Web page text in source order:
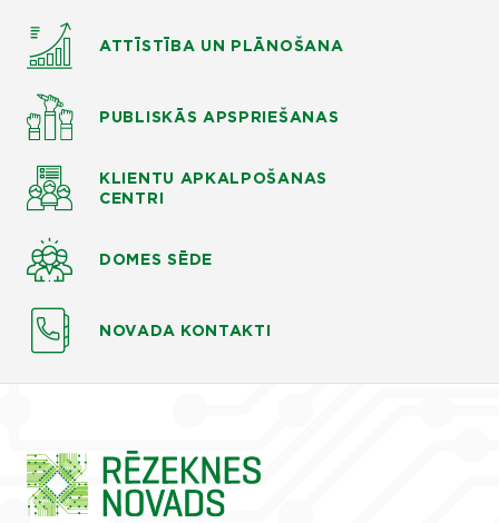
ATTĪSTĪBA UN PLĀNOŠANA
PUBLISKĀS APSPRIEŠANAS
KLIENTU APKALPOŠANAS
CENTRI
DOMES SĒDE
NOVADA KONTAKTI